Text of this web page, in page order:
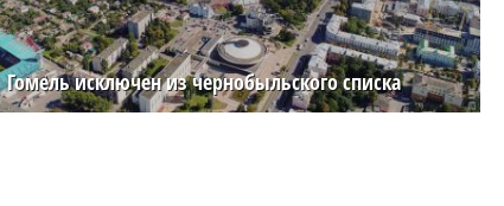
Гомель исключен из чернобыльского списка